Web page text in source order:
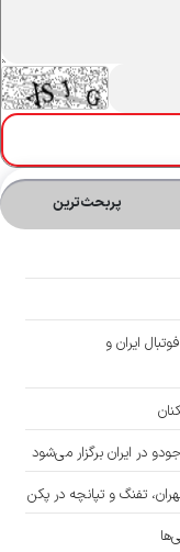
پربحث‌ترین‌
ایران و
در ایران برگزار می‌شود
تفنگ و تپانچه در پکن